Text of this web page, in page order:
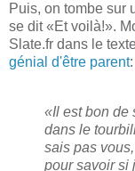
Puis, on tombe sur
se dit «Et voilà!».
Slate.fr dans le
génial d'être parent:
«Il est bon de
dans le
sais pas
pour savoir si